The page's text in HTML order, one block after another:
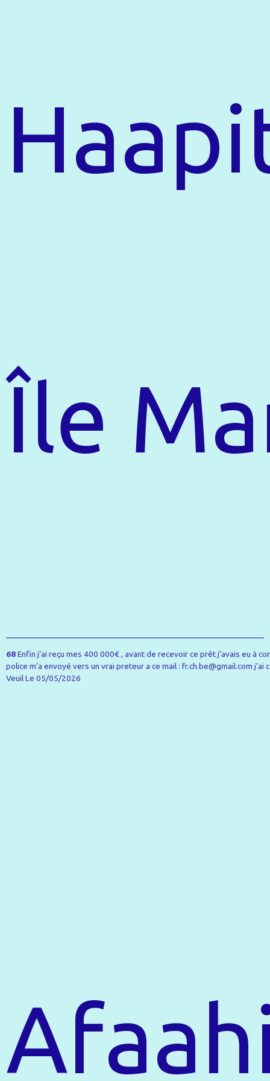
Île
68Enfin j’ai reçu mes 400 000€ , avant de recevoir ce prêt j’avais eu à
police m’a envoyé vers un vrai preteur a ce mail : fr.ch.be@gmail.com
VeuilLe 05/05/2026